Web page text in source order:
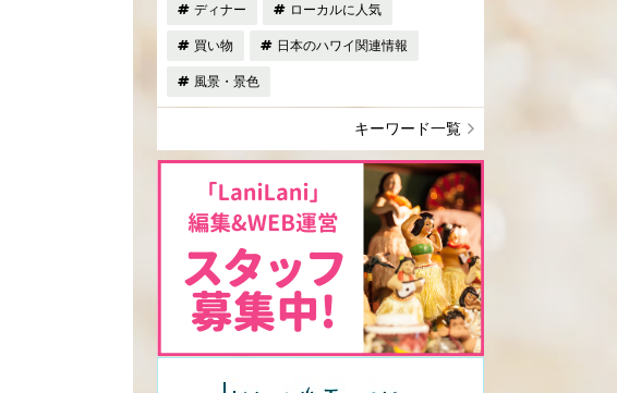
ディナー ローカルに人気
買い物 日本のハワイ関連情報
風景・景色
キーワード一覧